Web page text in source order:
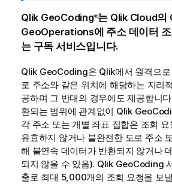
k
l
o
d
정
부
메
모
Qlik GeoCoding®는 Qlik Cloud의
GeoOperations에 주소 데이터
는 구독 서비스입니다.
Qlik GeoCoding은 Qlik에서 원격으
로 주소와 같은 위치에 해당하는 지리
공하며 그 반대의 경우에도 제공합니
환되는 범위에 관계없이 Qlik
각 주소 또는 개별 좌표 집합은 조회
유효하지 않거나 불완전한 도로 주소
해 불연속 데이터가 반환되지 않거나
되지 않을 수 있음). Qlik GeoCoding
출로 최대 5,000개의 조회 요청을 보